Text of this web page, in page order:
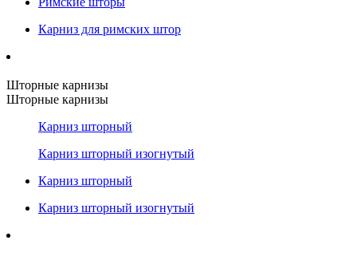
Карниз для римских штор
Шторные карнизы
Шторные карнизы
Карниз шторный
Карниз шторный изогнутый
Карниз шторный
Карниз шторный изогнутый